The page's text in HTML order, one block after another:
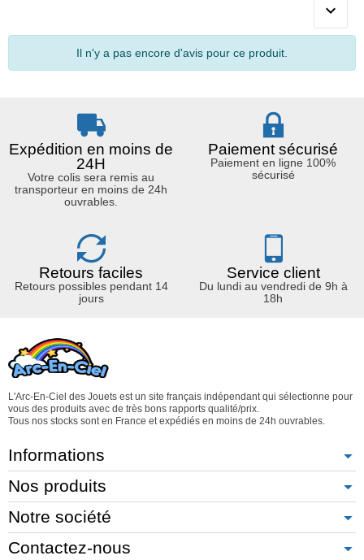

Il n'y a pas encore d'avis pour ce produit.
Expédition en moins de
24H
Votre colis sera remis au
transporteur en moins de 24h
ouvrables.
Paiement sécurisé
Paiement en ligne 100%
sécurisé
Retours faciles
Retours possibles pendant 14
jours
Service client
Du lundi au vendredi de 9h à
18h
L'Arc-En-Ciel des Jouets est un site français indépendant qui sélectionne pour
vous des produits avec de très bons rapports qualité/prix.
Tous nos stocks sont en France et expédiés en moins de 24h ouvrables.
Informations
Nos produits
Notre société
Contactez-nous